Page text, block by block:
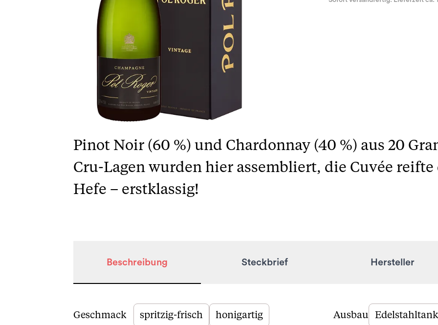
Pinot Noir (60 %) und Chardonnay (40 %) aus 20
Cru-Lagen wurden hier assembliert, die Cuvée
Hefe – erstklassig!
Beschreibung Steckbrief Hersteller
Beschreibung
Geschmack spritzig-frisch honigartig Ausbau Edelstahltank